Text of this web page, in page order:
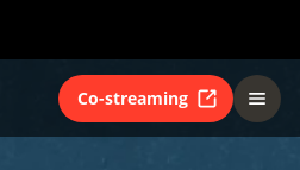
Co-streaming